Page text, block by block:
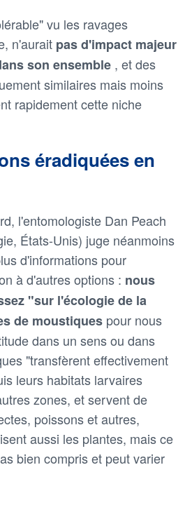
vu les ravages
n'aurait pas d'impact majeur
son ensemble , et des
similaires mais moins
rapidement cette niche
éradiquées en
l'entomologiste Dan Peach
États-Unis) juge néanmoins
d'informations pour
à d'autres options : nous
"sur l'écologie de la
de moustiques pour nous
dans un sens ou dans
"transfèrent effectivement
leurs habitats larvaires
zones, et servent de
poissons et autres,
aussi les plantes, mais ce
bien compris et peut varier